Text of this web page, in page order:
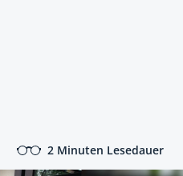
2 Minuten Lesedauer